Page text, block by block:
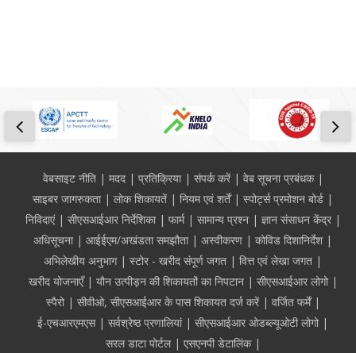
Footerवेबसाइट नीति मदद प्रतिक्रिया संपर्क करें
वेब सूचना प्रबंधक
साइबर जागरुकता
लोक शिकायतें नियम एवं शर्तें
स्पोर्ट्स प्रमोशन बोर्ड
निविदाएं
सीएसआईआर निर्देशिका फार्म सामान्य प्रश्न
ज्ञान संसाधन केंद्र
अधिसूचना
आईईएम/अखंडता समझौता अस्वीकरण
कोविड दिशानिर्देश
अभिलेखीय अनुभाग
स्टोर - खरीद संपूर्ण जगत
वित्त एवं लेखा जगत
खरीद योजनाएँ
यौन उत्पीड़न की शिकायतों का निपटान
सीएसआईआर लोगो
स्पैरो
सीवीओ, सीएसआईआर के पास शिकायत दर्ज करें
वर्जित फर्में
ई-एचआरएमएस
सर्वश्रेष्ठ प्रणालियां
सीएसआईआर ओडब्ल्यूओटी लोगो
सरल डाटा पोर्टल
एसएनपी डेटालिंक